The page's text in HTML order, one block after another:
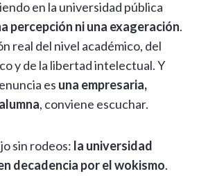
e
b
o
o
k
ke
dI
n
se
n
g
er
ai
l
p
y
Li
n
k
m
p
ar
en la universidad pública
percepción ni una exageración.
real del nivel académico, del
y de la libertad intelectual. Y
es una empresaria,
, conviene escuchar.
sin rodeos: la universidad
decadencia por el wokismo.